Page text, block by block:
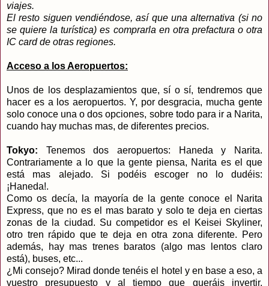
viajes.
El resto siguen vendiéndose, así que una alternativa (si no
se quiere la turística) es comprarla en otra prefactura o otra
IC card de otras regiones.
Acceso a los Aeropuertos:
Unos de los desplazamientos que, sí o sí, tendremos que
hacer es a los aeropuertos. Y, por desgracia, mucha gente
solo conoce una o dos opciones, sobre todo para ir a Narita,
cuando hay muchas mas, de diferentes precios.
Tokyo: Tenemos dos aeropuertos: Haneda y Narita.
Contrariamente a lo que la gente piensa, Narita es el que
está mas alejado. Si podéis escoger no lo dudéis:
¡Haneda!.
Como os decía, la mayoría de la gente conoce el Narita
Express, que no es el mas barato y solo te deja en ciertas
zonas de la ciudad. Su competidor es el Keisei Skyliner,
otro tren rápido que te deja en otra zona diferente. Pero
además, hay mas trenes baratos (algo mas lentos claro
está), buses, etc...
¿Mi consejo? Mirad donde tenéis el hotel y en base a eso, a
vuestro presupuesto y al tiempo que queráis invertir,